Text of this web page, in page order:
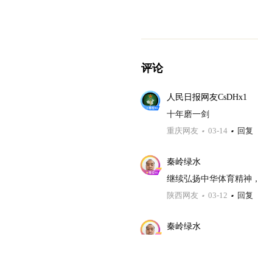
评论
人民日报网友CsDHx1
十年磨一剑
重庆网友
03-14 回复
秦岭绿水
继续弘扬中华体育精神
陕西网友
03-12 回复
秦岭绿水